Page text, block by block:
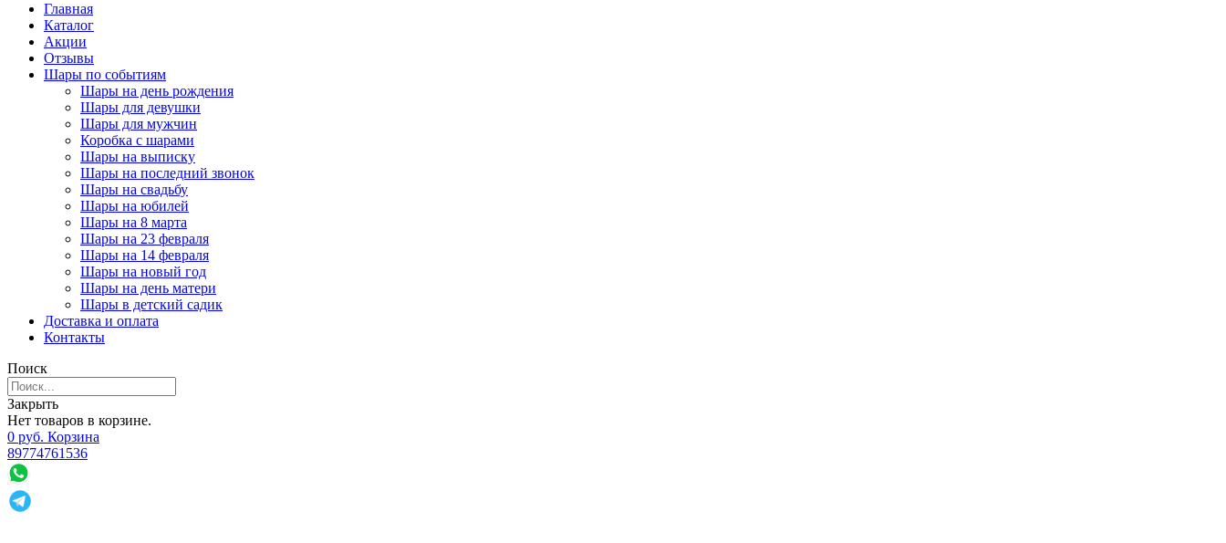
Главная
Каталог
Акции
Отзывы
Шары по событиям
Шары на день рождения
Шары для девушки
Шары для мужчин
Коробка с шарами
Шары на выписку
Шары на последний звонок
Шары на свадьбу
Шары на юбилей
Шары на 8 марта
Шары на 23 февраля
Шары на 14 февраля
Шары на новый год
Шары на день матери
Шары в детский садик
Доставка и оплата
Контакты
Поиск
Закрыть
Нет товаров в корзине.
0 руб. Корзина
89774761536